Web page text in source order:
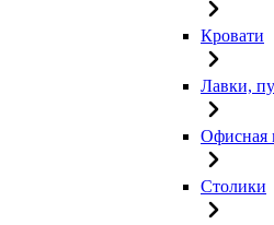
Кровати
Лавки,
Офисная
Столики